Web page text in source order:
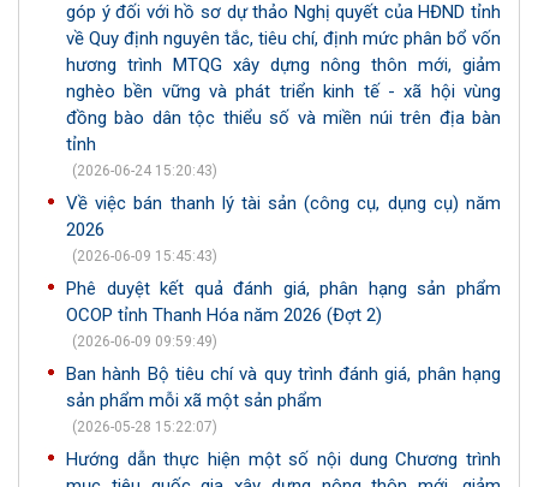
góp ý đối với hồ sơ dự thảo Nghị quyết của HĐND tỉnh
về Quy định nguyên tắc, tiêu chí, định mức phân bổ vốn
hương trình MTQG xây dựng nông thôn mới, giảm
nghèo bền vững và phát triển kinh tế - xã hội vùng
đồng bào dân tộc thiểu số và miền núi trên địa bàn
tỉnh
(2026-06-24 15:20:43)
Về việc bán thanh lý tài sản (công cụ, dụng cụ) năm
2026
(2026-06-09 15:45:43)
Phê duyệt kết quả đánh giá, phân hạng sản phẩm
OCOP tỉnh Thanh Hóa năm 2026 (Đợt 2)
(2026-06-09 09:59:49)
Ban hành Bộ tiêu chí và quy trình đánh giá, phân hạng
sản phẩm mỗi xã một sản phẩm
(2026-05-28 15:22:07)
Hướng dẫn thực hiện một số nội dung Chương trình